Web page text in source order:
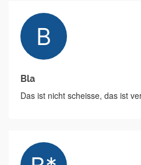
Bla
Das ist nicht scheisse, das ist